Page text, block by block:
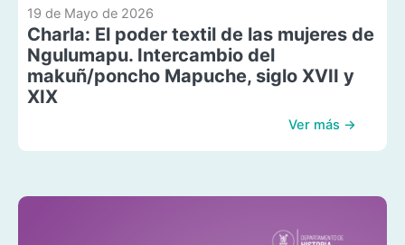
19 de Mayo de 2026
Charla: El poder textil de las mujeres de
Ngulumapu. Intercambio del
makuñ/poncho Mapuche, siglo XVII y
XIX
Ver más →